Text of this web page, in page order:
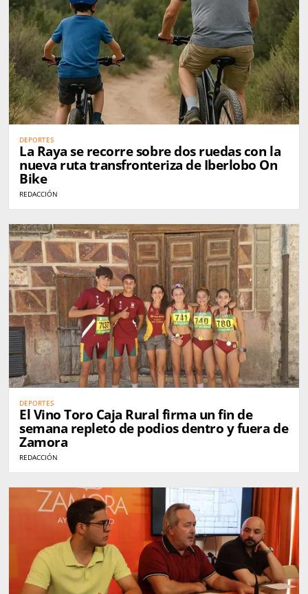
DEPORTES
La Raya se recorre sobre dos ruedas con la
nueva ruta transfronteriza de Iberlobo On
Bike
REDACCIÓN
DEPORTES
El Vino Toro Caja Rural firma un fin de
semana repleto de podios dentro y fuera de
Zamora
REDACCIÓN